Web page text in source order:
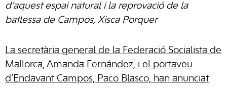
d’aquest espai natural i la reprovació de la
batlessa de Campos, Xisca Porquer
La secretària general de la Federació Socialista de
Mallorca, Amanda Fernández, i el portaveu
d’Endavant Campos, Paco Blasco, han anunciat